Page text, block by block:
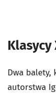
Klasycy
Dwa balety,
autorstwa